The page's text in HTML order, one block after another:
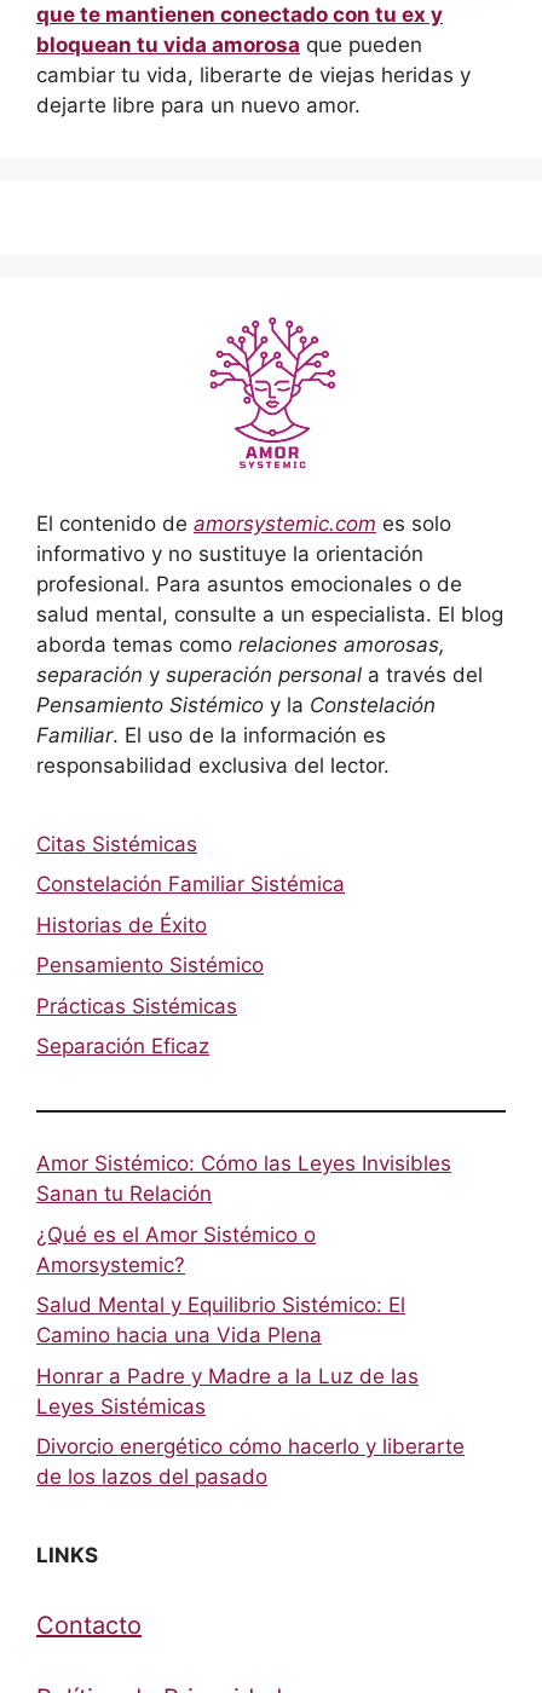
que te mantienen conectado con tu ex y
bloquean tu vida amorosa que pueden
cambiar tu vida, liberarte de viejas heridas y
dejarte libre para un nuevo amor.
El contenido de amorsystemic.com es solo
informativo y no sustituye la orientación
profesional. Para asuntos emocionales o de
salud mental, consulte a un especialista. El blog
aborda temas como relaciones amorosas,
separación y superación personal a través del
Pensamiento Sistémico y la Constelación
Familiar. El uso de la información es
responsabilidad exclusiva del lector.
Citas Sistémicas
Constelación Familiar Sistémica
Historias de Éxito
Pensamiento Sistémico
Prácticas Sistémicas
Separación Eficaz
Amor Sistémico: Cómo las Leyes Invisibles
Sanan tu Relación
¿Qué es el Amor Sistémico o
Amorsystemic?
Salud Mental y Equilibrio Sistémico: El
Camino hacia una Vida Plena
Honrar a Padre y Madre a la Luz de las
Leyes Sistémicas
Divorcio energético cómo hacerlo y liberarte
de los lazos del pasado
LINKS
Contacto